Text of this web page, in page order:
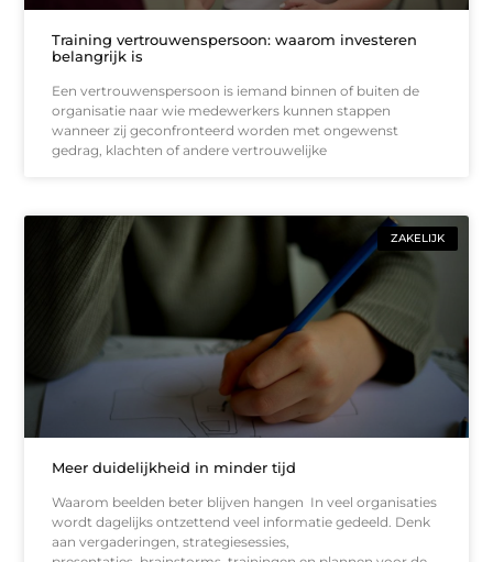
Training vertrouwenspersoon: waarom investeren
belangrijk is
Een vertrouwenspersoon is iemand binnen of buiten de
organisatie naar wie medewerkers kunnen stappen
wanneer zij geconfronteerd worden met ongewenst
gedrag, klachten of andere vertrouwelijke
ZAKELIJK
Meer duidelijkheid in minder tijd
Waarom beelden beter blijven hangen In veel organisaties
wordt dagelijks ontzettend veel informatie gedeeld. Denk
aan vergaderingen, strategiesessies,